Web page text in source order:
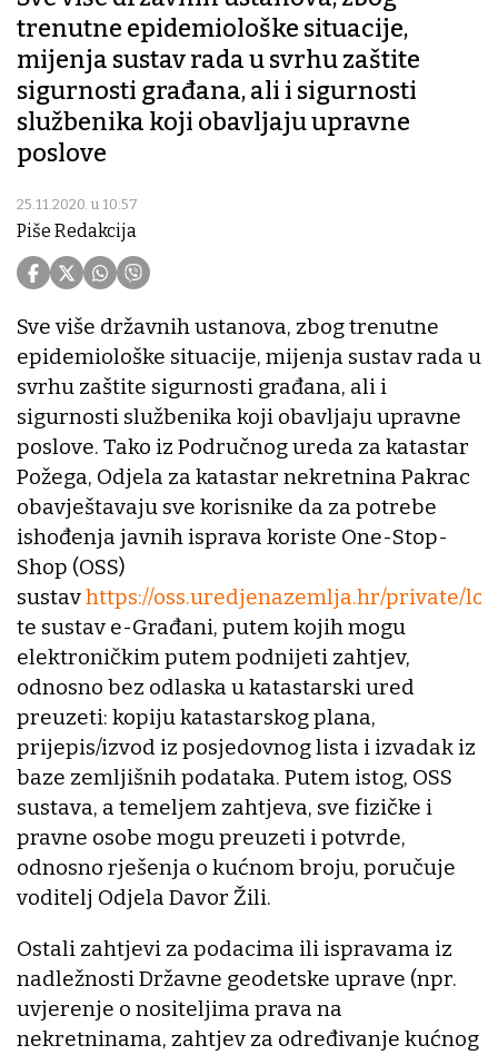
trenutne epidemiološke situacije,
mijenja sustav rada u svrhu zaštite
sigurnosti građana, ali i sigurnosti
službenika koji obavljaju upravne
poslove
25.11.2020. u 10:57
Piše Redakcija
Sve više državnih ustanova, zbog trenutne
epidemiološke situacije, mijenja sustav rada u
svrhu zaštite sigurnosti građana, ali i
sigurnosti službenika koji obavljaju upravne
poslove. Tako iz Područnog ureda za katastar
Požega, Odjela za katastar nekretnina Pakrac
obavještavaju sve korisnike da za potrebe
ishođenja javnih isprava koriste One-Stop-
Shop (OSS)
sustavhttps://oss.uredjenazemlja.hr/private/
te sustav e-Građani, putem kojih mogu
elektroničkim putem podnijeti zahtjev,
odnosno bez odlaska u katastarski ured
preuzeti: kopiju katastarskog plana,
prijepis/izvod iz posjedovnog lista i izvadak iz
baze zemljišnih podataka. Putem istog, OSS
sustava, a temeljem zahtjeva, sve fizičke i
pravne osobe mogu preuzeti i potvrde,
odnosno rješenja o kućnom broju, poručuje
voditelj Odjela Davor Žili.
Ostali zahtjevi za podacima ili ispravama iz
nadležnosti Državne geodetske uprave (npr.
uvjerenje o nositeljima prava na
nekretninama, zahtjev za određivanje kućnog